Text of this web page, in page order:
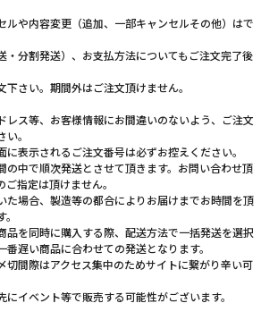
や内容変更（追加、一部キャンセルその他）はで
分割発送）、お支払方法についてもご注文完了後
さい。期間外はご注文頂けません。
ス等、お客様情報にお間違いのないよう、ご注文
。
表示されるご注文番号は必ずお控えください。
中で順次発送とさせて頂きます。お問い合わせ頂
指定は頂けません。
場合、製造等の都合によりお届けまでお時間を頂
を同時に購入する際、配送方法で一括発送を選択
番遅い商品に合わせての発送となります。
間際はアクセス集中のためサイトに繋がり辛い可
イベント等で販売する可能性がございます。